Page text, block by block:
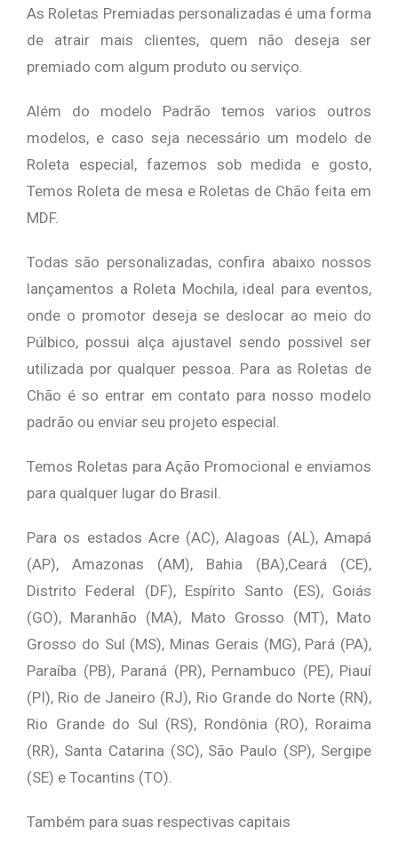
As Roletas Premiadas personalizadas é uma forma
de atrair mais clientes, quem não deseja ser
premiado com algum produto ou serviço.
Além do modelo Padrão temos varios outros
modelos, e caso seja necessário um modelo de
Roleta especial, fazemos sob medida e gosto,
Temos Roleta de mesa e Roletas de Chão feita em
MDF.
Todas são personalizadas, confira abaixo nossos
lançamentos a Roleta Mochila, ideal para eventos,
onde o promotor deseja se deslocar ao meio do
Púlbico, possui alça ajustavel sendo possivel ser
utilizada por qualquer pessoa. Para as Roletas de
Chão é so entrar em contato para nosso modelo
padrão ou enviar seu projeto especial.
Temos Roletas para Ação Promocional e enviamos
para qualquer lugar do Brasil.
Para os estados Acre (AC), Alagoas (AL), Amapá
(AP), Amazonas (AM), Bahia (BA),Ceará (CE),
Distrito Federal (DF), Espírito Santo (ES), Goiás
(GO), Maranhão (MA), Mato Grosso (MT), Mato
Grosso do Sul (MS), Minas Gerais (MG), Pará (PA),
Paraíba (PB), Paraná (PR), Pernambuco (PE), Piauí
(PI), Rio de Janeiro (RJ), Rio Grande do Norte (RN),
Rio Grande do Sul (RS), Rondônia (RO), Roraima
(RR), Santa Catarina (SC), São Paulo (SP), Sergipe
(SE) e Tocantins (TO).
Também para suas respectivas capitais